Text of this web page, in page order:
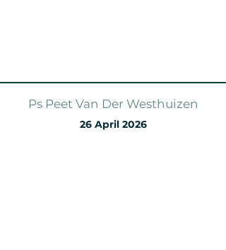
Ps Peet Van Der Westhuizen
26 April 2026